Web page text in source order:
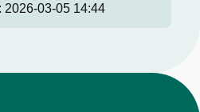
2026-03-05 14:44